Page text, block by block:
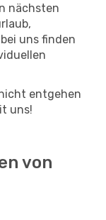
nächsten
uns finden
entgehen
uns!
von